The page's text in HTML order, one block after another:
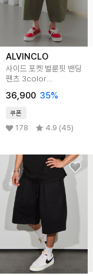
ALVINCLO
사이드 포켓 벌룬핏 밴딩
팬츠 3color
36,900 35%
쿠폰
178 4.9 (45)